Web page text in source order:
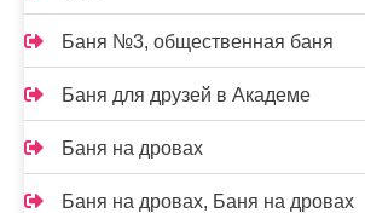
Баня №3, общественная баня
Баня для друзей в Академе
Баня на дровах
Баня на дровах, Баня на дровах